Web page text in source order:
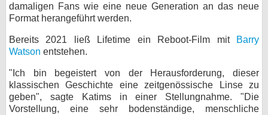
damaligen Fans wie eine neue Generation an das neue
Format herangeführt werden.
Bereits 2021 ließ Lifetime ein Reboot-Film mit
Barry
Watson entstehen.
"Ich bin begeistert von der Herausforderung, dieser
klassischen Geschichte eine zeitgenössische Linse zu
geben", sagte Katims in einer Stellungnahme. "Die
Vorstellung, eine sehr bodenständige, menschliche
Cookie-Einstellungen